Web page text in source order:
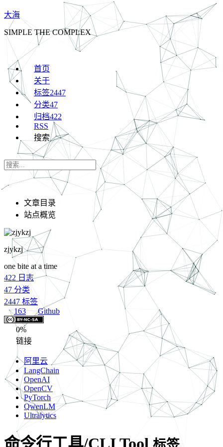
大海
SIMPLE THE COMPLEX
首页
关于
标签2447
分类47
归档422
RSS
搜索
文章目录
站点概览
zjykzj
one bite at a time
422 日志
47 分类
2447 标签
163
Github
0%
链接
阿里云
LangChain
OpenAI
OpenCV
PyTorch
QwenLM
Ultralytics